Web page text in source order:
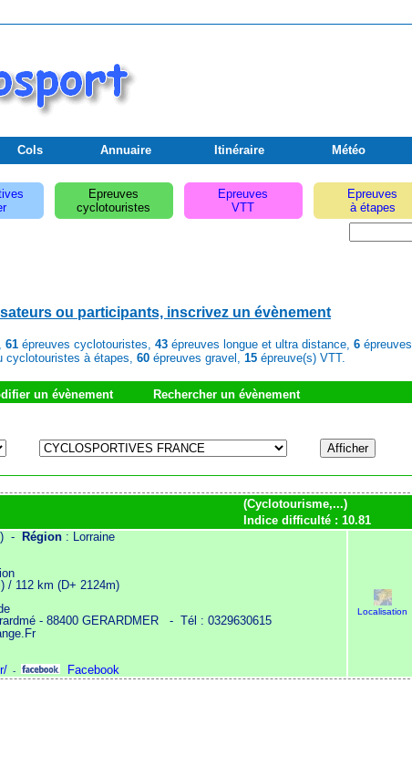
Cols Annuaire Itinéraire Météo
Epreuves
cyclotouristes
Epreuves
VTT
Epreuves
à étapes
ou participants, inscrivez un évènement
61épreuves cyclotouristes, 43épreuves longue et ultra distance, 6épreuves
cyclotouristes à étapes, 60 épreuves gravel, 15 épreuve(s) VTT.
un évènement Rechercher un évènement
(Cyclotourisme,...)
Indice difficulté : 10.81
- Région : Lorraine
/ 112 km (D+ 2124m)
- 88400 GERARDMER
- Tél : 0329630615
- Facebook
Localisation